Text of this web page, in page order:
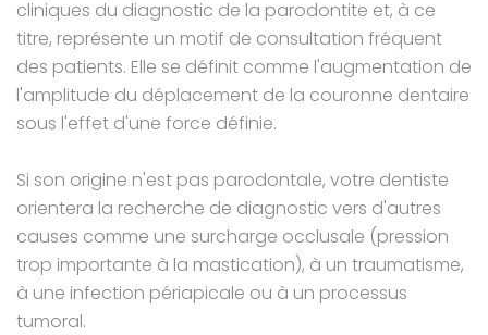
cliniques du diagnostic de la parodontite et, à ce
titre, représente un motif de consultation fréquent
des patients. Elle se définit comme l'augmentation de
l'amplitude du déplacement de la couronne dentaire
sous l'effet d'une force définie.
Si son origine n'est pas parodontale, votre dentiste
orientera la recherche de diagnostic vers d'autres
causes comme une surcharge occlusale (pression
trop importante à la mastication), à un traumatisme,
à une infection périapicale ou à un processus
tumoral.